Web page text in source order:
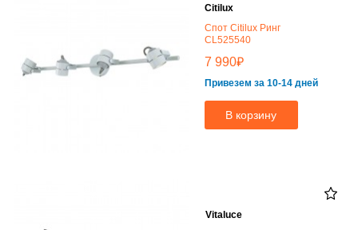
Citilux
Спот Citilux Ринг
CL525540
7 990₽
Привезем за 10-14 дней
В корзину
Vitaluce